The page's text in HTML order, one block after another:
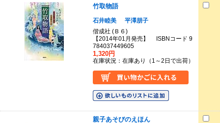
竹取物語
石井睦美
平澤朋子
偕成社 (Ｂ６)
【2014年01月発売】 ISBNコード 9
784037449605
1,320円
在庫状況：在庫あり（1～2日で出荷）
親子あそびのえほん